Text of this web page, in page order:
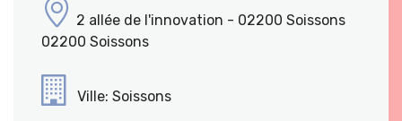
2 allée de l'innovation - 02200 Soissons
02200 Soissons
Ville: Soissons